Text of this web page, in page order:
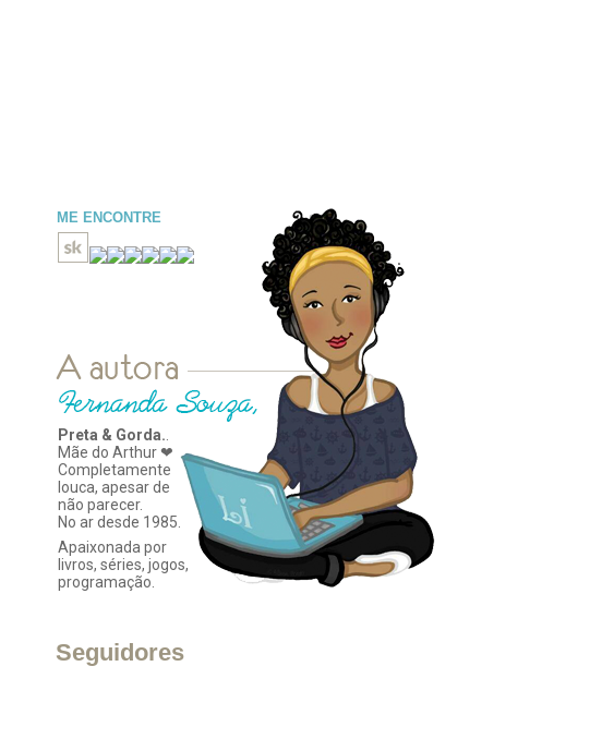
ME ENCONTRE
Preta & Gorda.
Mãe do Arthur ❤
Completamente
louca, apesar de
não parecer.
No ar desde 1985.
Apaixonada por
livros, séries, jogos,
programação.
Seguidores